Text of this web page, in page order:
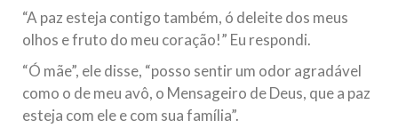
“A paz esteja contigo também, ó deleite dos meus
olhos e fruto do meu coração!” Eu respondi.
“Ó mãe”, ele disse, “posso sentir um odor agradável
como o de meu avô, o Mensageiro de Deus, que a paz
esteja com ele e com sua família”.